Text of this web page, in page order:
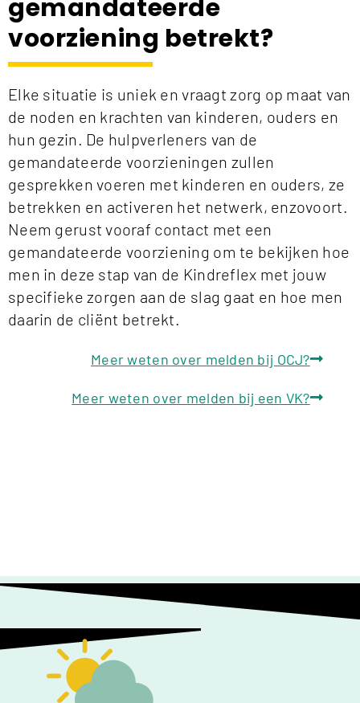
gemandateerde
voorziening betrekt?
Elke situatie is uniek en vraagt zorg op maat van
de noden en krachten van kinderen, ouders en
hun gezin. De hulpverleners van de
gemandateerde voorzieningen zullen
gesprekken voeren met kinderen en ouders, ze
betrekken en activeren het netwerk, enzovoort.
Neem gerust vooraf contact met een
gemandateerde voorziening om te bekijken hoe
men in deze stap van de Kindreflex met jouw
specifieke zorgen aan de slag gaat en hoe men
daarin de cliënt betrekt.
Meer weten over melden bij OCJ?
Meer weten over melden bij een VK?